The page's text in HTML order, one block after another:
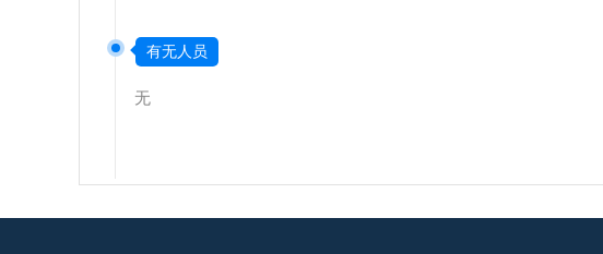
有无人员
无